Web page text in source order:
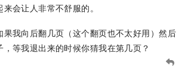
会让人非常不舒服的。
果我向后翻几页（这个翻页也不太好用）然后
，等我退出来的时候你猜我在第几页？